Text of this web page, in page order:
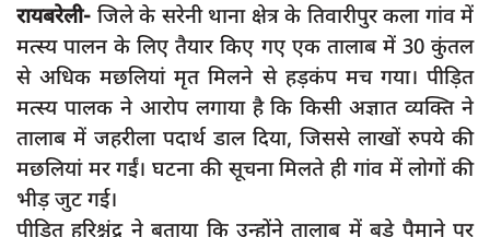
सामाजिक
खेल
प्रशासनिक
दुर्घटना
editors-pick
रायबरेली- जिले के सरेनी थाना क्षेत्र के तिवारीपुर कला गांव में
मत्स्य पालन के लिए तैयार किए गए एक तालाब में 30 कुंतल
से अधिक मछलियां मृत मिलने से हड़कंप मच गया। पीड़ित
मत्स्य पालक ने आरोप लगाया है कि किसी अज्ञात व्यक्ति ने
तालाब में जहरीला पदार्थ डाल दिया, जिससे लाखों रुपये की
मछलियां मर गईं। घटना की सूचना मिलते ही गांव में लोगों की
भीड़ जुट गई।
पीड़ित हरिश्चंद्र ने बताया कि उन्होंने तालाब में बड़े पैमाने पर